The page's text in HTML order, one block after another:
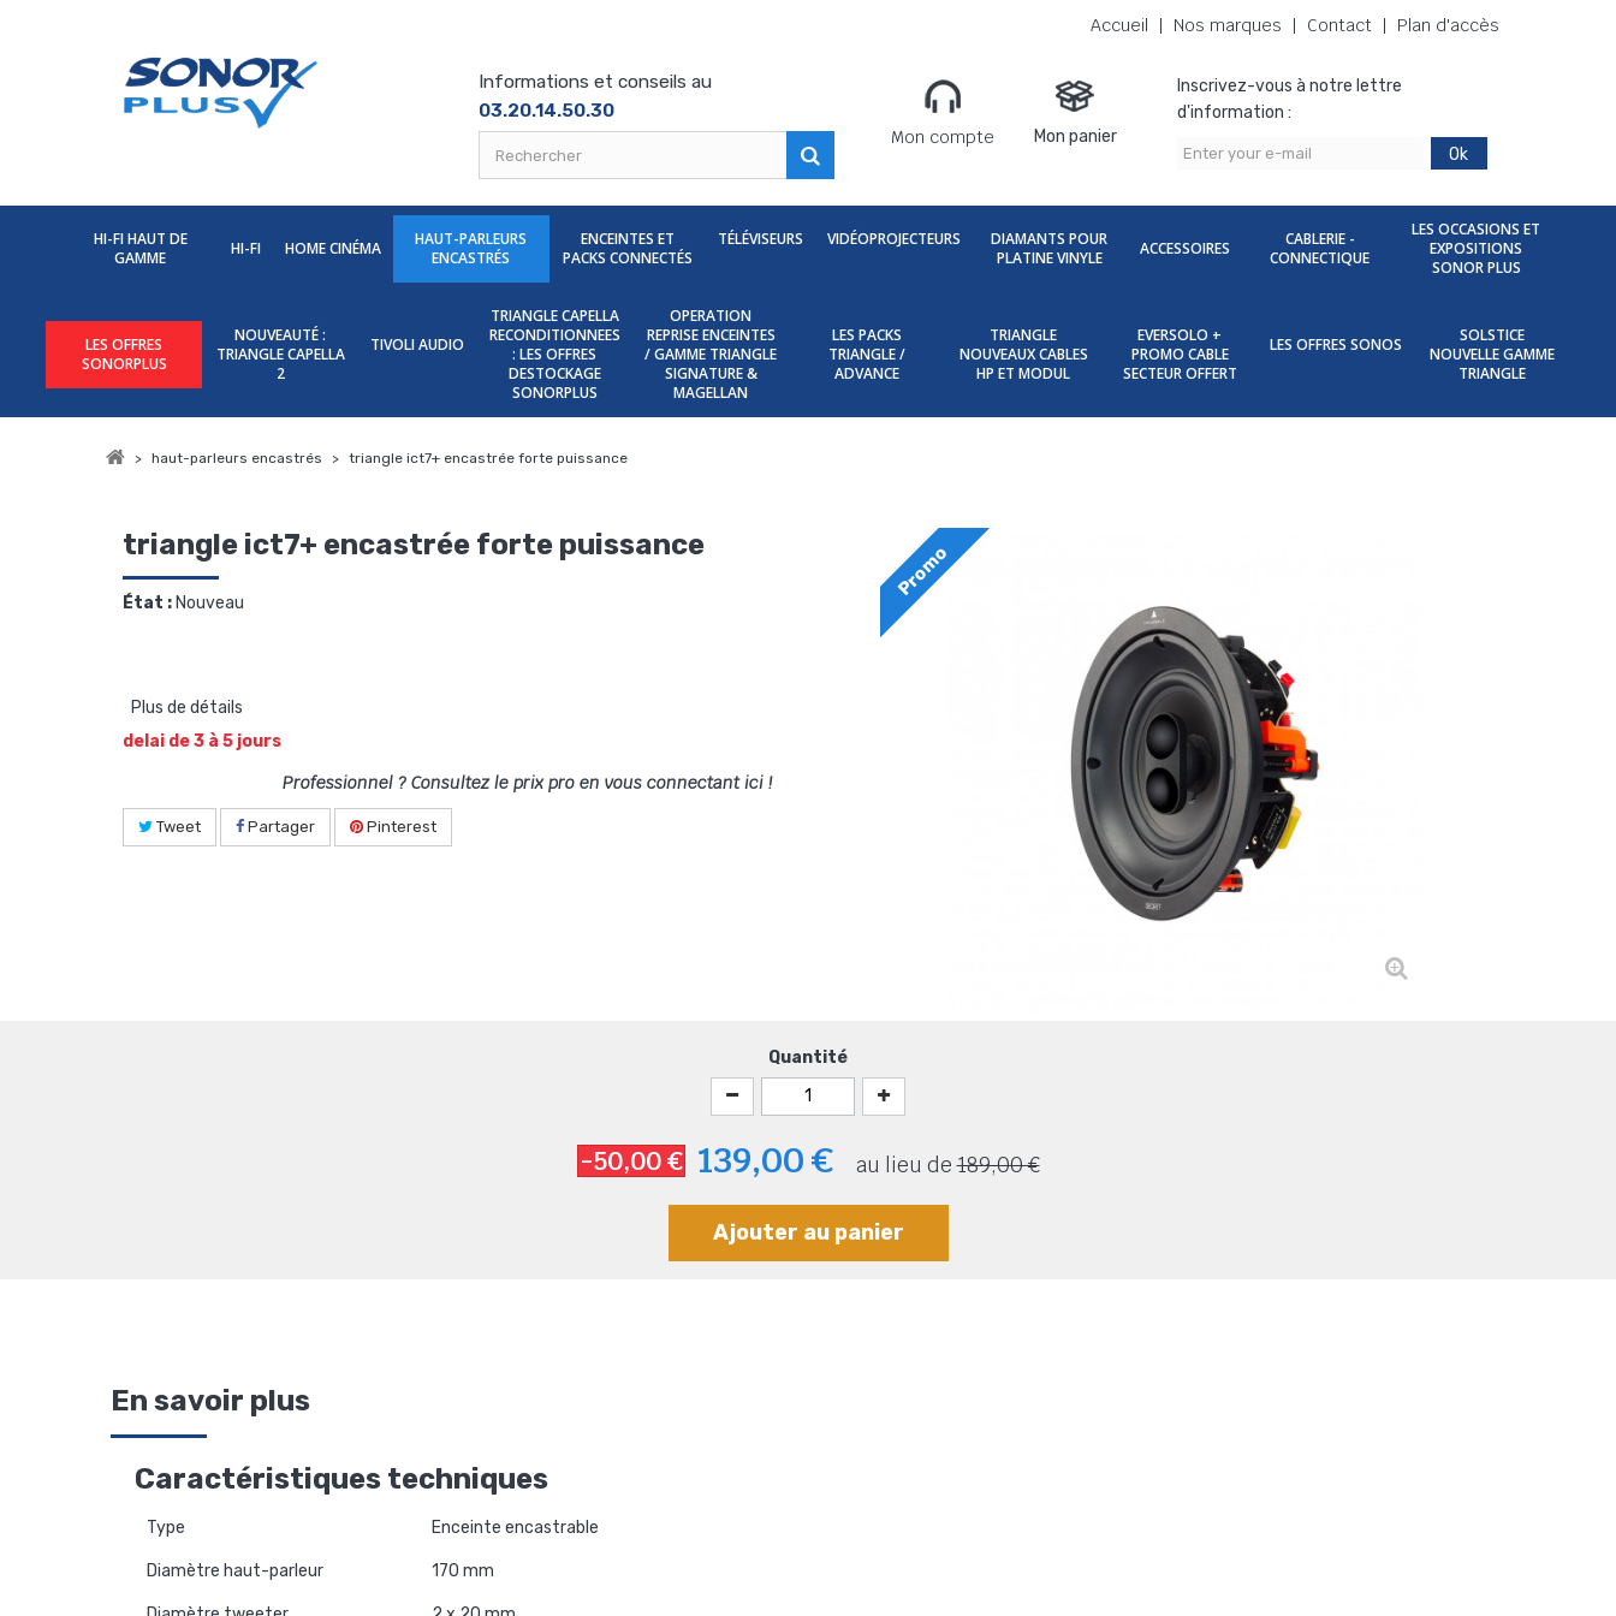
Accueil Nos marques Contact Plan d'accès
Informations et conseils au
03.20.14.50.30
Mon compte
Mon panier
Inscrivez-vous à notre lettre
d'information :
Ok
HI-FI HAUT DE
GAMME
HI-FI HOME CINÉMA
HAUT-PARLEURS
ENCASTRÉS
ENCEINTES ET
PACKS CONNECTÉS
TÉLÉVISEURS VIDÉOPROJECTEURS
DIAMANTS POUR
PLATINE VINYLE
ACCESSOIRES
CABLERIE -
CONNECTIQUE
LES OCCASIONS ET
EXPOSITIONS
SONOR PLUS
LES OFFRES
SONORPLUS
NOUVEAUTÉ :
TRIANGLE CAPELLA
2
TIVOLI AUDIO
TRIANGLE CAPELLA
RECONDITIONNEES
: LES OFFRES
DESTOCKAGE
SONORPLUS
OPERATION
REPRISE ENCEINTES
/ GAMME TRIANGLE
SIGNATURE &
MAGELLAN
LES PACKS
TRIANGLE /
ADVANCE
TRIANGLE
NOUVEAUX CABLES
HP ET MODUL
EVERSOLO +
PROMO CABLE
SECTEUR OFFERT
LES OFFRES SONOS
SOLSTICE
NOUVELLE GAMME
TRIANGLE
> haut-parleurs encastrés > triangle ict7+ encastrée forte puissance
Promo
triangle ict7+ encastrée forte puissance
État : Nouveau
Plus de détails
delai de 3 à 5 jours
Professionnel ? Consultez le prix pro en vous connectant ici !
Tweet Partager Pinterest
Quantité
-50,00 € 139,00 € au lieu de189,00 €
Ajouter au panier
En savoir plus
Caractéristiques techniques
Type Enceinte encastrable
Diamètre haut-parleur 170 mm